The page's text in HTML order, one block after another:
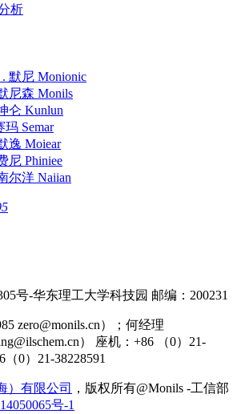
析
默尼 Monionic
尼森 Monils
仑 Kunlun
Semar
逸 Moiear
尼 Phiniee
尔洋 Naiian
号-华东理工大学科技园 邮编：200231
zero@monils.cn）；何经理
） 座机：+86 （0）21-
0）21-38228591
）有限公司
，版权所有@Monils -工信部
14050065号-1